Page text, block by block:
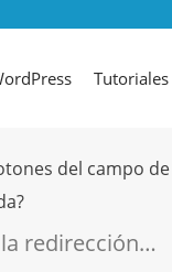
Tutoriales
del campo
redirección…